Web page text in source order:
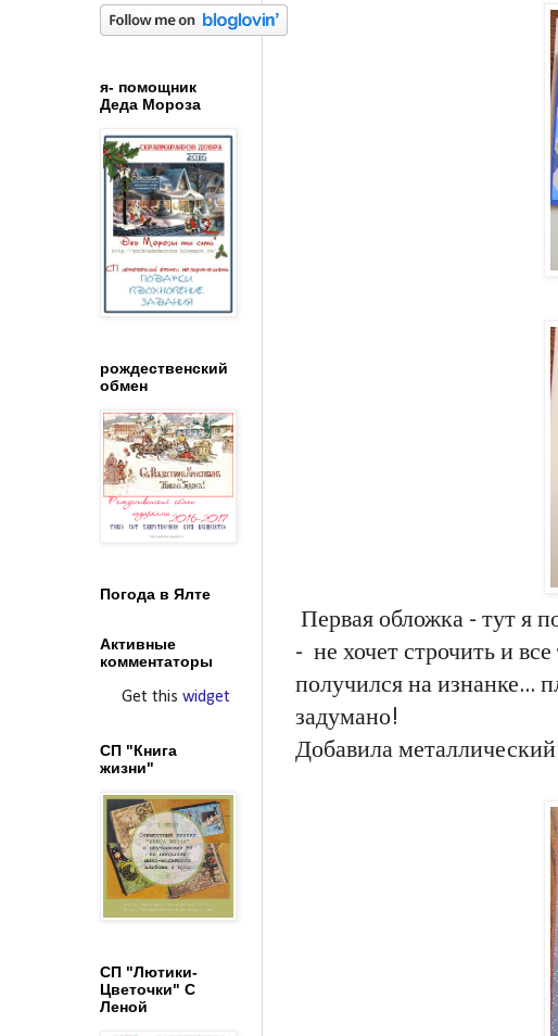
Первая обложка - тут я
- не хочет строчить и
получился на изнанке...
задумано!
Добавила
я- помощник
Деда Мороза
рождественский
обмен
Погода в Ялте
Активные
комментаторы
Get this widget
СП "Книга
жизни"
СП "Лютики-
Цветочки" С
Леной